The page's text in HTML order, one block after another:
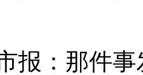
：那件事